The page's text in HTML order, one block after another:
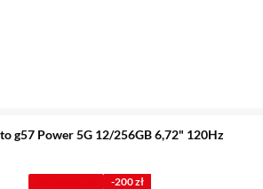
g57 Power 5G 12/256GB 6,72" 120Hz
-200 zł